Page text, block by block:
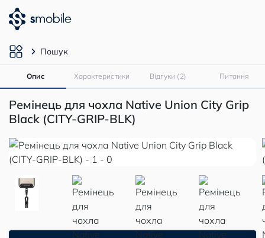
Пошук
Опис Характеристики Відгуки (2) Питання
Ремінець для чохла Native Union City Grip
Black (CITY-GRIP-BLK)